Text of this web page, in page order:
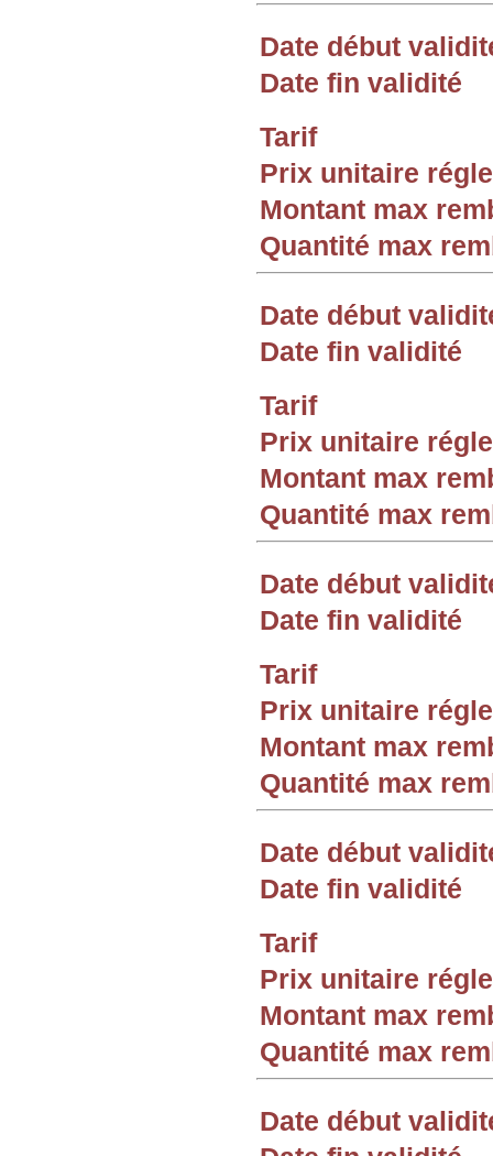
Date début
Date fin validité
Tarif
Prix unitaire
Montant max
Quantité max
Date début
Date fin validité
Tarif
Prix unitaire
Montant max
Quantité max
Date début
Date fin validité
Tarif
Prix unitaire
Montant max
Quantité max
Date début
Date fin validité
Tarif
Prix unitaire
Montant max
Quantité max
Date début